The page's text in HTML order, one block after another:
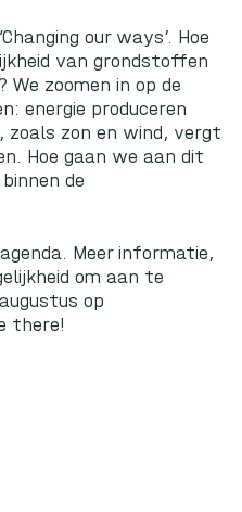
our ways’. Hoe
van grondstoffen
We zoomen in op de
energie produceren
zoals zon en wind, vergt
Hoe gaan we aan dit
de
Meer informatie,
om aan te
op
there!